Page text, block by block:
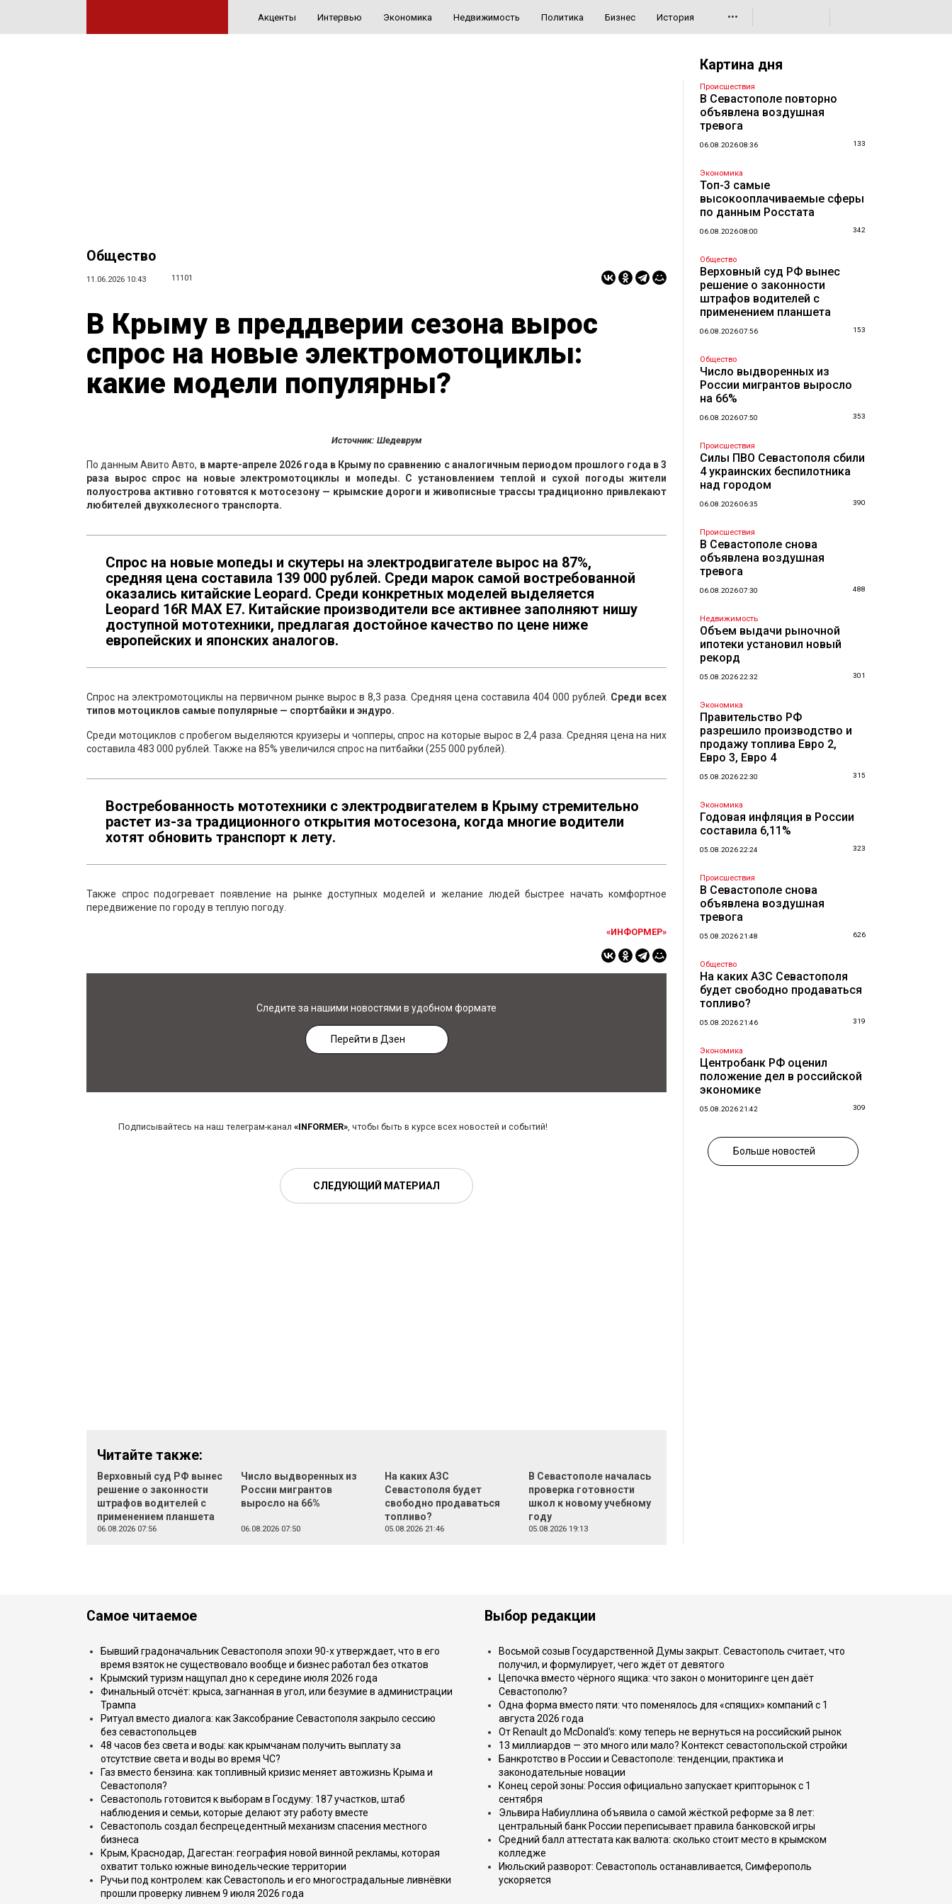
Акценты Интервью Экономика Недвижимость Политика Бизнес История •••
Общество
11.06.2026 10:43 11101
В Крыму в преддверии сезона вырос
спрос на новые электромотоциклы:
какие модели популярны?
Источник: Шедеврум
По данным Авито Авто, в марте-апреле 2026 года в Крыму по сравнению с аналогичным периодом прошлого года в 3
раза вырос спрос на новые электромотоциклы и мопеды. С установлением теплой и сухой погоды жители
полуострова активно готовятся к мотосезону — крымские дороги и живописные трассы традиционно привлекают
любителей двухколесного транспорта.
Спрос на новые мопеды и скутеры на электродвигателе вырос на 87%,
средняя цена составила 139 000 рублей. Среди марок самой востребованной
оказались китайские Leopard. Среди конкретных моделей выделяется
Leopard 16R MAX E7. Китайские производители все активнее заполняют нишу
доступной мототехники, предлагая достойное качество по цене ниже
европейских и японских аналогов.
Спрос на электромотоциклы на первичном рынке вырос в 8,3 раза. Средняя цена составила 404 000 рублей. Среди всех
типов мотоциклов самые популярные — спортбайки и эндуро.
Среди мотоциклов с пробегом выделяются круизеры и чопперы, спрос на которые вырос в 2,4 раза. Средняя цена на них
составила 483 000 рублей. Также на 85% увеличился спрос на питбайки (255 000 рублей).
Востребованность мототехники с электродвигателем в Крыму стремительно
растет из-за традиционного открытия мотосезона, когда многие водители
хотят обновить транспорт к лету.
Также спрос подогревает появление на рынке доступных моделей и желание людей быстрее начать комфортное
передвижение по городу в теплую погоду.
«ИНФОРМЕР»
Следите за нашими новостями в удобном формате
Перейти в Дзен
Подписывайтесь на наш телеграм-канал «INFORMER», чтобы быть в курсе всех новостей и событий!
СЛЕДУЮЩИЙ МАТЕРИАЛ
Читайте также:
Верховный суд РФ вынес
решение о законности
штрафов водителей с
применением планшета
06.08.2026 07:56
Число выдворенных из
России мигрантов
выросло на 66%
06.08.2026 07:50
На каких АЗС
Севастополя будет
свободно продаваться
топливо?
05.08.2026 21:46
В Севастополе началась
проверка готовности
школ к новому учебному
году
05.08.2026 19:13
Картина дня
Происшествия
В Севастополе повторно
объявлена воздушная
тревога
06.08.2026 08:36 133
Экономика
Топ-3 самые
высокооплачиваемые сферы
по данным Росстата
06.08.2026 08:00 342
Общество
Верховный суд РФ вынес
решение о законности
штрафов водителей с
применением планшета
06.08.2026 07:56 153
Общество
Число выдворенных из
России мигрантов выросло
на 66%
06.08.2026 07:50 353
Происшествия
Силы ПВО Севастополя сбили
4 украинских беспилотника
над городом
06.08.2026 06:35 390
Происшествия
В Севастополе снова
объявлена воздушная
тревога
06.08.2026 07:30 488
Недвижимость
Объем выдачи рыночной
ипотеки установил новый
рекорд
05.08.2026 22:32 301
Экономика
Правительство РФ
разрешило производство и
продажу топлива Евро 2,
Евро 3, Евро 4
05.08.2026 22:30 315
Экономика
Годовая инфляция в России
составила 6,11%
05.08.2026 22:24 323
Происшествия
В Севастополе снова
объявлена воздушная
тревога
05.08.2026 21:48 626
Общество
На каких АЗС Севастополя
будет свободно продаваться
топливо?
05.08.2026 21:46 319
Экономика
Центробанк РФ оценил
положение дел в российской
экономике
05.08.2026 21:42 309
Больше новостей
Самое читаемое
Бывший градоначальник Севастополя эпохи 90-х утверждает, что в его
время взяток не существовало вообще и бизнес работал без откатов
Крымский туризм нащупал дно к середине июля 2026 года
Финальный отсчёт: крыса, загнанная в угол, или безумие в администрации
Трампа
Ритуал вместо диалога: как Заксобрание Севастополя закрыло сессию
без севастопольцев
48 часов без света и воды: как крымчанам получить выплату за
отсутствие света и воды во время ЧС?
Газ вместо бензина: как топливный кризис меняет автожизнь Крыма и
Севастополя?
Севастополь готовится к выборам в Госдуму: 187 участков, штаб
наблюдения и семьи, которые делают эту работу вместе
Севастополь создал беспрецедентный механизм спасения местного
бизнеса
Крым, Краснодар, Дагестан: география новой винной рекламы, которая
охватит только южные винодельческие территории
Ручьи под контролем: как Севастополь и его многострадальные ливнёвки
прошли проверку ливнем 9 июля 2026 года
Выбор редакции
Восьмой созыв Государственной Думы закрыт. Севастополь считает, что
получил, и формулирует, чего ждёт от девятого
Цепочка вместо чёрного ящика: что закон о мониторинге цен даёт
Севастополю?
Одна форма вместо пяти: что поменялось для «спящих» компаний с 1
августа 2026 года
От Renault до McDonald's: кому теперь не вернуться на российский рынок
13 миллиардов — это много или мало? Контекст севастопольской стройки
Банкротство в России и Севастополе: тенденции, практика и
законодательные новации
Конец серой зоны: Россия официально запускает крипторынок с 1
сентября
Эльвира Набиуллина объявила о самой жёсткой реформе за 8 лет:
центральный банк России переписывает правила банковской игры
Средний балл аттестата как валюта: сколько стоит место в крымском
колледже
Июльский разворот: Севастополь останавливается, Симферополь
ускоряется